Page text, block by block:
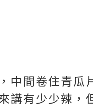
中間卷住青瓜
講有少少辣，